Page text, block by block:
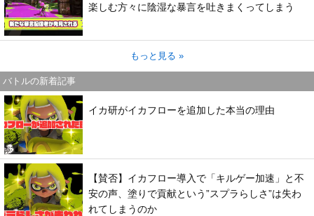
楽しむ方々に陰湿な暴言を吐きまくってしまう
もっと見る »
バトルの新着記事
イカ研がイカフローを追加した本当の理由
【賛否】イカフロー導入で「キルゲー加速」と不
安の声、塗りで貢献という”スプラらしさ”は失わ
れてしまうのか